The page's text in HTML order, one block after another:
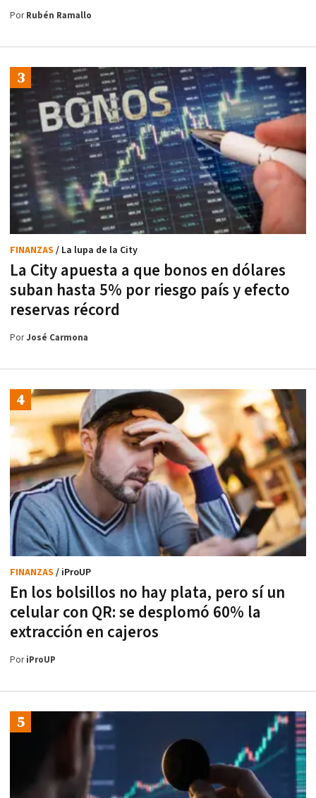
PorRubén Ramallo
La City apuesta a que bonos en dólares
suban hasta 5% por riesgo país y efecto
reservas récord
FINANZAS / La lupa de la City
PorJosé Carmona
En los bolsillos no hay plata, pero sí un
celular con QR: se desplomó 60% la
extracción en cajeros
FINANZAS / iProUP
PoriProUP